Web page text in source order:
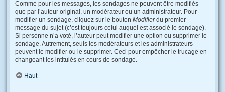
Comme pour les messages, les sondages ne peuvent être modifiés
que par l’auteur original, un modérateur ou un administrateur. Pour
modifier un sondage, cliquez sur le bouton Modifierdu premier
message du sujet (c’est toujours celui auquel est associé le sondage).
Si personne n’a voté, l’auteur peut modifier une option ou supprimer le
sondage. Autrement, seuls les modérateurs et les administrateurs
peuvent le modifier ou le supprimer. Ceci pour empêcher le trucage en
changeant les intitulés en cours de sondage.
Haut